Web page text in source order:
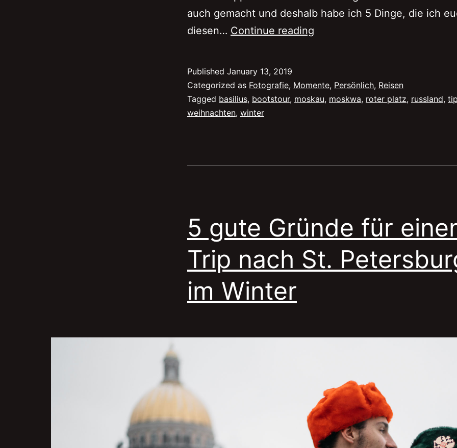
auch gemacht und deshalb habe ich 5 Dinge, die ich
diesen… Continue reading
ihr
in
Published January 13, 2019
Categorized as Fotografie, Momente, Persönlich, Reisen
Tagged basilius, bootstour, moskau, moskwa, roter platz, russland,
weihnachten, winter
5 gute Gründe für
Trip nach St.
im Winter